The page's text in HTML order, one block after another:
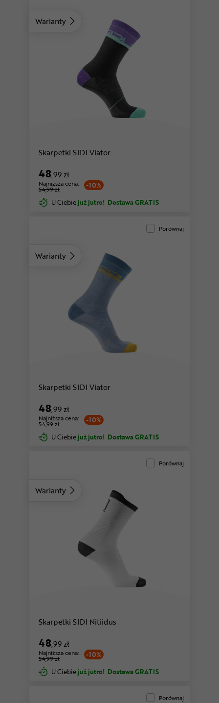
Warianty
Skarpetki SIDI Viator
48,99 zł
-10%
Najniższa cena:
54,99 zł
U Ciebie już jutro! Dostawa GRATIS
Warianty
Porównaj
Skarpetki SIDI Viator
48,99 zł
-10%
Najniższa cena:
54,99 zł
U Ciebie już jutro! Dostawa GRATIS
Warianty
Porównaj
Skarpetki SIDI Nitiidus
48,99 zł
-10%
Najniższa cena:
54,99 zł
U Ciebie już jutro! Dostawa GRATIS
Porównaj